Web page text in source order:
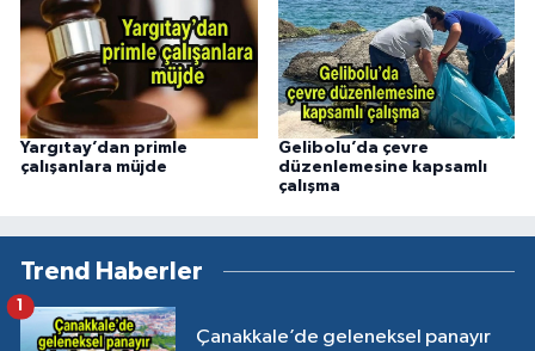
Yargıtay’dan primle
çalışanlara müjde
Gelibolu’da çevre
düzenlemesine kapsamlı
çalışma
Trend Haberler
Çanakkale’de geleneksel panayır
1